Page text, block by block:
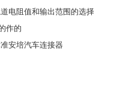
电阻值和输出范围的选择
作的
安培汽车连接器